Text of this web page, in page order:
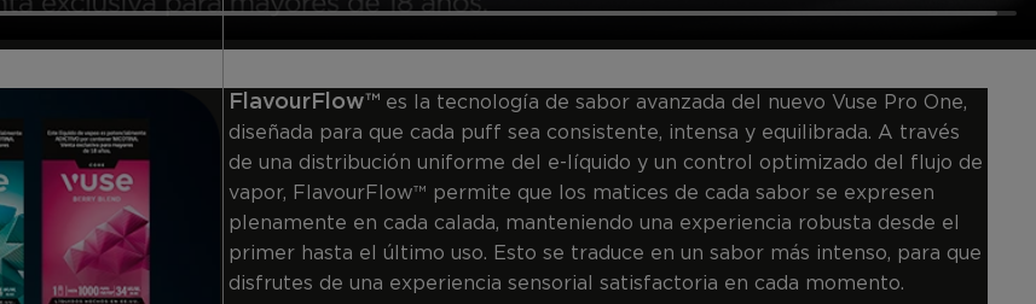
FlavourFlow™ es la tecnología de sabor avanzada del nuevo Vuse Pro One,
diseñada para que cada puff sea consistente, intensa y equilibrada. A través
de una distribución uniforme del e-líquido y un control optimizado del flujo de
vapor, FlavourFlow™ permite que los matices de cada sabor se expresen
plenamente en cada calada, manteniendo una experiencia robusta desde el
primer hasta el último uso. Esto se traduce en un sabor más intenso, para que
disfrutes de una experiencia sensorial satisfactoria en cada momento.